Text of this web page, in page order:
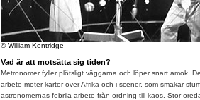
© William Kentridge
Vad är att motsätta sig tiden?
Metronomer fyller plötsligt väggarna och löper snart amok.
arbete möter kartor över Afrika och i scener, som smakar
astronomernas febrila arbete från ordning till kaos. Stor